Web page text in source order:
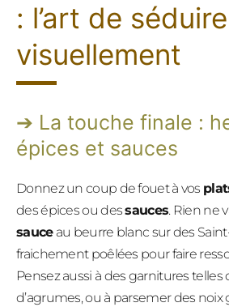
: l’art de séduire
visuellement
La touche finale :
épices et sauces
Donnez un coup de fouet à vos
des épices ou dessauces. Rien ne
sauceau beurre blanc sur des
fraichement poêlées pour faire
Pensez aussi à des garnitures telles
d’agrumes, ou à parsemer des